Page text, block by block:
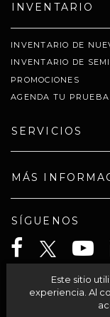
INVENTARIO
INVENTARIO DE
INVENTARIO DE
PROMOCIONES
AGENDA TU
SERVICIOS
MÁS
SÍGUENOS
CELTA SOLUCIONES
Este sitio
experiencia. Al